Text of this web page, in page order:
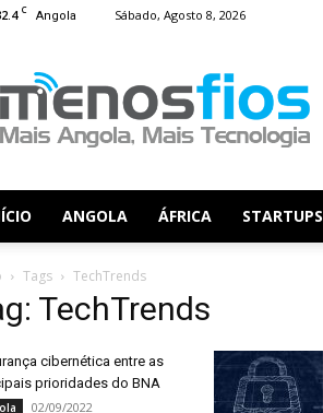
C Angola Sábado, Agosto 8, 2026
Fios
ANGOLA ÁFRICA STARTUPS
Tags TechTrends
TechTrends
cibernética entre as
prioridades do BNA
02/09/2022